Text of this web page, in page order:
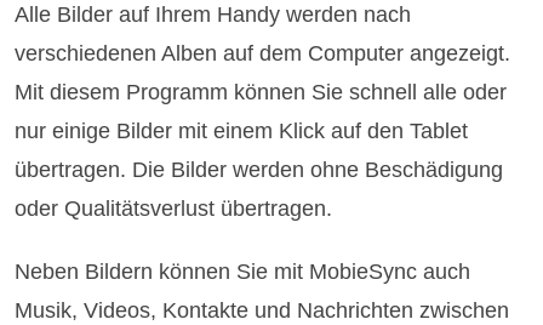
Alle Bilder auf Ihrem Handy werden nach
verschiedenen Alben auf dem Computer angezeigt.
Mit diesem Programm können Sie schnell alle oder
nur einige Bilder mit einem Klick auf den Tablet
übertragen. Die Bilder werden ohne Beschädigung
oder Qualitätsverlust übertragen.
Neben Bildern können Sie mit MobieSync auch
Musik, Videos, Kontakte und Nachrichten zwischen